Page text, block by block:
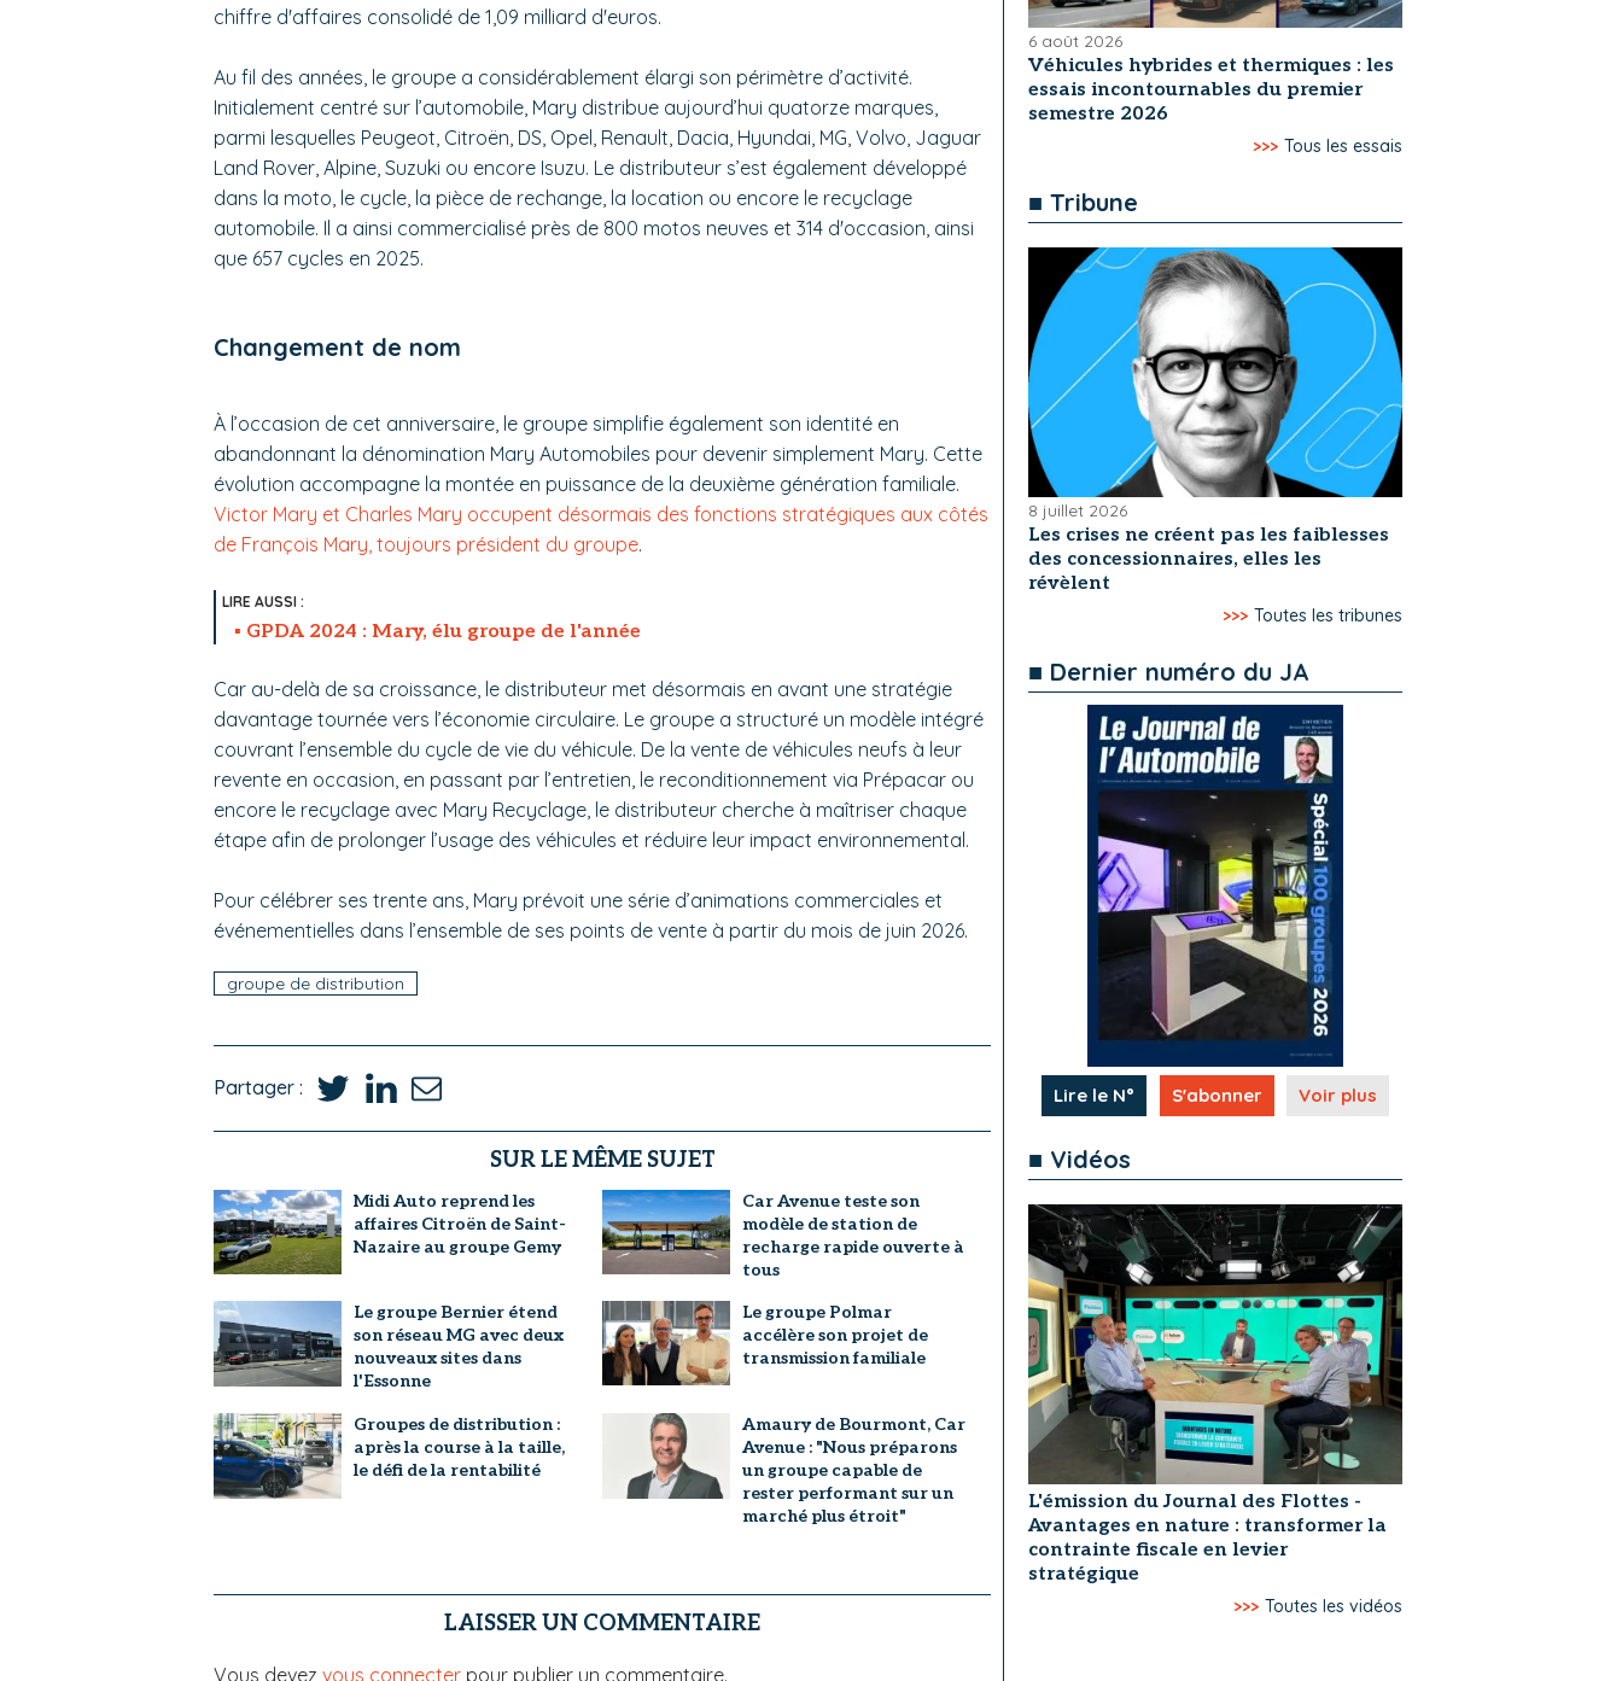
chiffre d'affaires consolidé de 1,09 milliard d'euros.
Au fil des années, le groupe a considérablement élargi son périmètre d’activité.
Initialement centré sur l’automobile, Mary distribue aujourd’hui quatorze marques,
parmi lesquelles Peugeot, Citroën, DS, Opel, Renault, Dacia, Hyundai, MG, Volvo, Jaguar
Land Rover, Alpine, Suzuki ou encore Isuzu. Le distributeur s’est également développé
dans la moto, le cycle, la pièce de rechange, la location ou encore le recyclage
automobile. Il a ainsi commercialisé près de 800 motos neuves et 314 d'occasion, ainsi
que 657 cycles en 2025.
Changement de nom
À l’occasion de cet anniversaire, le groupe simplifie également son identité en
abandonnant la dénomination Mary Automobiles pour devenir simplement Mary. Cette
évolution accompagne la montée en puissance de la deuxième génération familiale.
Victor Mary et Charles Mary occupent désormais des fonctions stratégiques aux côtés
de François Mary, toujours président du groupe.
GPDA 2024 : Mary, élu groupe de l'année
Car au-delà de sa croissance, le distributeur met désormais en avant une stratégie
davantage tournée vers l’économie circulaire. Le groupe a structuré un modèle intégré
couvrant l’ensemble du cycle de vie du véhicule. De la vente de véhicules neufs à leur
revente en occasion, en passant par l’entretien, le reconditionnement via Prépacar ou
encore le recyclage avec Mary Recyclage, le distributeur cherche à maîtriser chaque
étape afin de prolonger l’usage des véhicules et réduire leur impact environnemental.
Pour célébrer ses trente ans, Mary prévoit une série d’animations commerciales et
événementielles dans l’ensemble de ses points de vente à partir du mois de juin 2026.
groupe de distribution
Partager :
SUR LE MÊME SUJET
Midi Auto reprend les
affaires Citroën de Saint-
Nazaire au groupe Gemy
Car Avenue teste son
modèle de station de
recharge rapide ouverte à
tous
Le groupe Bernier étend
son réseau MG avec deux
nouveaux sites dans
l'Essonne
Le groupe Polmar
accélère son projet de
transmission familiale
Groupes de distribution :
après la course à la taille,
le défi de la rentabilité
Amaury de Bourmont, Car
Avenue : "Nous préparons
un groupe capable de
rester performant sur un
marché plus étroit"
LAISSER UN COMMENTAIRE
Vous devez vous connecter pour publier un commentaire.
6 août 2026
Véhicules hybrides et thermiques : les
essais incontournables du premier
semestre 2026
>>> Tous les essais
■ Tribune
8 juillet 2026
Les crises ne créent pas les faiblesses
des concessionnaires, elles les
révèlent
>>> Toutes les tribunes
■ Dernier numéro du JA
Lire le N° S'abonner Voir plus
■ Vidéos
L'émission du Journal des Flottes -
Avantages en nature : transformer la
contrainte fiscale en levier
stratégique
>>> Toutes les vidéos